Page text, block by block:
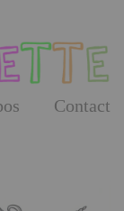
Contact